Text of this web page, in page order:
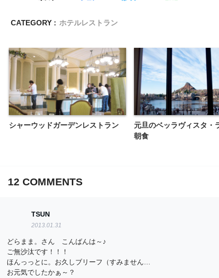
CATEGORY : ホテルレストラン
シャーウッドガーデンレストラン
元旦のベッラヴィスタ・
朝食
12 COMMENTS
TSUN
2013.01.31
どらまま。さん こんばんは～♪
ご無沙汰です！！！
ほんっっとに。お久しブリーフ（すみません…
お元気でしたかぁ～？